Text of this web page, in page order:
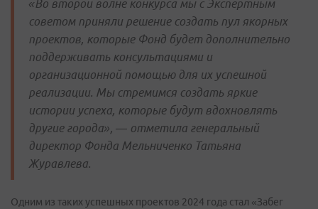
«Во второй волне конкурса мы с Экспертным
советом приняли решение создать пул якорных
проектов, которые Фонд будет дополнительно
поддерживать консультациями и
организационной помощью для их успешной
реализации. Мы стремимся создать яркие
истории успеха, которые будут вдохновлять
другие города», — отметила генеральный
директор Фонда Мельниченко Татьяна
Журавлева.
Одним из таких успешных проектов 2024 года стал «Забег